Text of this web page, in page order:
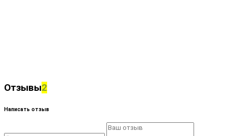
Отзывы2
Написать отзыв